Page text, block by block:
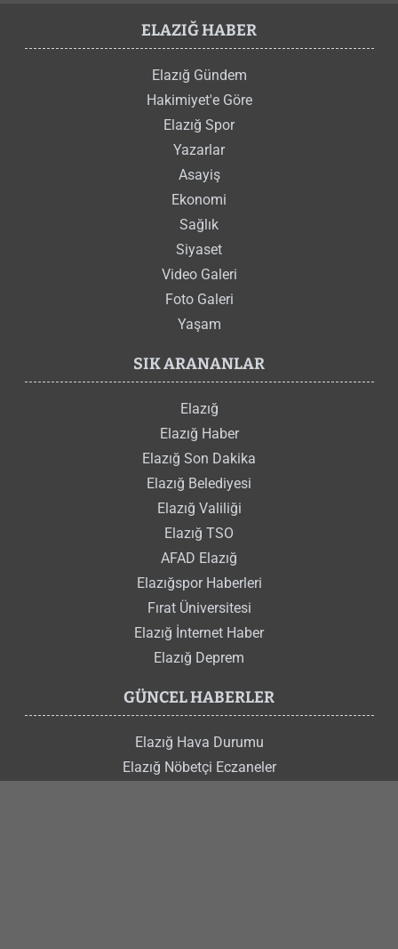
ELAZIĞ HABER
Elazığ Gündem
Hakimiyet'e Göre
Elazığ Spor
Yazarlar
Asayiş
Ekonomi
Sağlık
Siyaset
Video Galeri
Foto Galeri
Yaşam
SIK ARANANLAR
Elazığ
Elazığ Haber
Elazığ Son Dakika
Elazığ Belediyesi
Elazığ Valiliği
Elazığ TSO
AFAD Elazığ
Elazığspor Haberleri
Fırat Üniversitesi
Elazığ İnternet Haber
Elazığ Deprem
GÜNCEL HABERLER
Elazığ Hava Durumu
Elazığ Nöbetçi Eczaneler